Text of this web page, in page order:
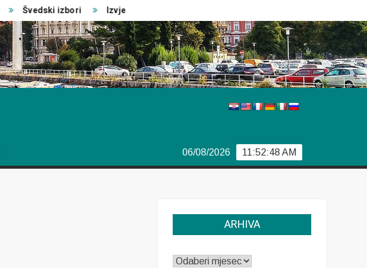
Švedski izbori Izvještaj Europola
11:52:49 AM
06/08/2026
ARHIVA
ARHIVA